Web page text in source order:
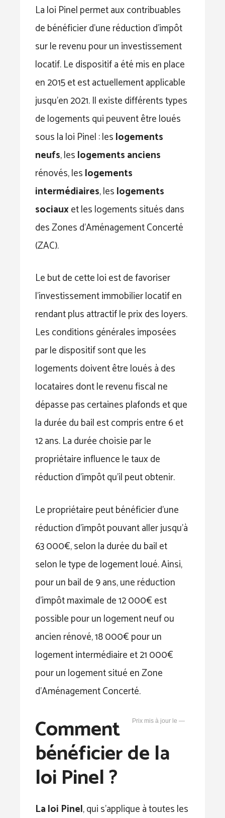
La loi Pinel permet aux contribuables
de bénéficier d’une réduction d’impôt
sur le revenu pour un investissement
locatif. Le dispositif a été mis en place
en 2015 et est actuellement applicable
jusqu’en 2021. Il existe différents types
de logements qui peuvent être loués
sous la loi Pinel : leslogements
neufs, leslogements anciens
rénovés, leslogements
intermédiaires, leslogements
sociauxet les logements situés dans
des Zones d’Aménagement Concerté
(ZAC).
Le but de cette loi est de favoriser
l’investissement immobilier locatif en
rendant plus attractif le prix des loyers.
Les conditions générales imposées
par le dispositif sont que les
logements doivent être loués à des
locataires dont le revenu fiscal ne
dépasse pas certaines plafonds et que
la durée du bail est compris entre 6 et
12 ans. La durée choisie par le
propriétaire influence le taux de
réduction d’impôt qu’il peut obtenir.
Le propriétaire peut bénéficier d’une
réduction d’impôt pouvant aller jusqu’à
63 000€, selon la durée du bail et
selon le type de logement loué. Ainsi,
pour un bail de 9 ans, une réduction
d’impôt maximale de 12 000€ est
possible pour un logement neuf ou
ancien rénové, 18 000€ pour un
logement intermédiaire et 21 000€
pour un logement situé en Zone
d’Aménagement Concerté.
—
Comment
bénéficier de la
loi Pinel ?
La loi Pinel, qui s’applique à toutes les